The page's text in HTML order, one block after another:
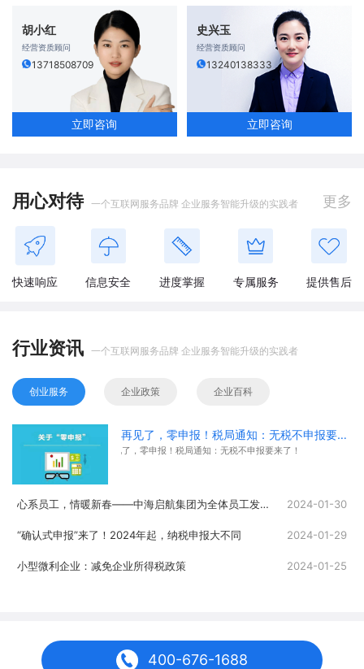
胡小红
经营资质顾问
13718508709
立即咨询
史兴玉
经营资质顾问
13240138333
立即咨询
用心对待 一个互联网服务品牌 企业服务智能升级的实践者 更多
快速响应 信息安全 进度掌握 专属服务 提供售后
行业资讯 一个互联网服务品牌 企业服务智能升级的实践者
创业服务 企业政策 企业百科
再见了，零申报！税局通知：无税不申报要来了！
再见了，零申报！税局通知：无税不申报要来了！
心系员工，情暖新春——中海启航集团为全体员工发放春节福利 2024-01-30
“确认式申报”来了！2024年起，纳税申报大不同 2024-01-29
小型微利企业：减免企业所得税政策 2024-01-25
400-676-1688